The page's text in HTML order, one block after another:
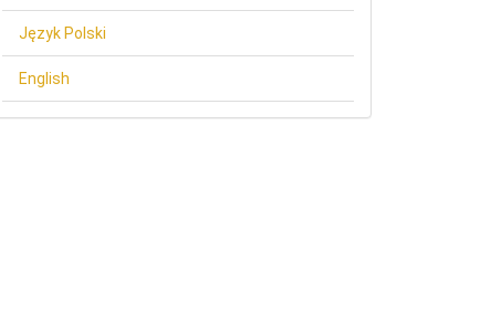
Język Polski
English